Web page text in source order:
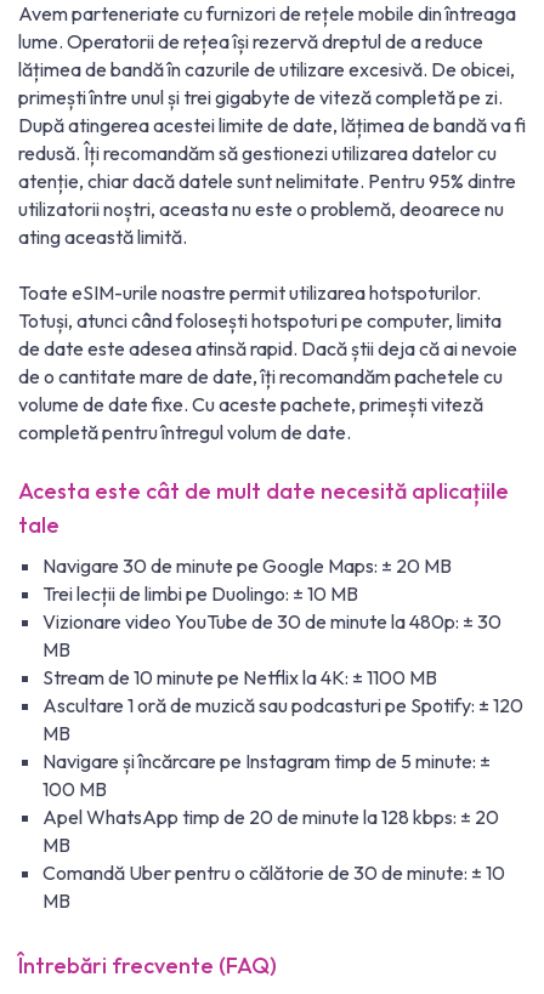
Avem parteneriate cu furnizori de rețele mobile din întreaga
lume. Operatorii de rețea își rezervă dreptul de a reduce
lățimea de bandă în cazurile de utilizare excesivă. De obicei,
primești între unul și trei gigabyte de viteză completă pe zi.
După atingerea acestei limite de date, lățimea de bandă va fi
redusă. Îți recomandăm să gestionezi utilizarea datelor cu
atenție, chiar dacă datele sunt nelimitate. Pentru 95% dintre
utilizatorii noștri, aceasta nu este o problemă, deoarece nu
ating această limită.
Toate eSIM-urile noastre permit utilizarea hotspoturilor.
Totuși, atunci când folosești hotspoturi pe computer, limita
de date este adesea atinsă rapid. Dacă știi deja că ai nevoie
de o cantitate mare de date, îți recomandăm pachetele cu
volume de date fixe. Cu aceste pachete, primești viteză
completă pentru întregul volum de date.
Acesta este cât de mult date necesită aplicațiile
tale
Navigare 30 de minute pe Google Maps: ± 20 MB
Trei lecții de limbi pe Duolingo: ± 10 MB
Vizionare video YouTube de 30 de minute la 480p: ± 30
MB
Stream de 10 minute pe Netflix la 4K: ± 1100 MB
Ascultare 1 oră de muzică sau podcasturi pe Spotify: ± 120
MB
Navigare și încărcare pe Instagram timp de 5 minute: ±
100 MB
Apel WhatsApp timp de 20 de minute la 128 kbps: ± 20
MB
Comandă Uber pentru o călătorie de 30 de minute: ± 10
MB
Întrebări frecvente (FAQ)